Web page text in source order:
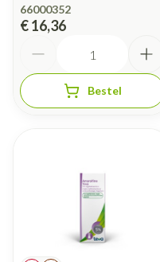
66000352
€ 16,36
Bestel